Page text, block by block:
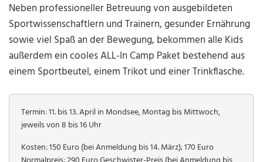
Neben professioneller Betreuung von ausgebildeten
Sportwissenschaftlern und Trainern, gesunder Ernährung
sowie viel Spaß an der Bewegung, bekommen alle Kids
außerdem ein cooles ALL-In Camp Paket bestehend aus
einem Sportbeutel, einem Trikot und einer Trinkflasche.
Termin: 11. bis 13. April in Mondsee, Montag bis Mittwoch,
jeweils von 8 bis 16 Uhr
Kosten: 150 Euro (bei Anmeldung bis 14. März); 170 Euro